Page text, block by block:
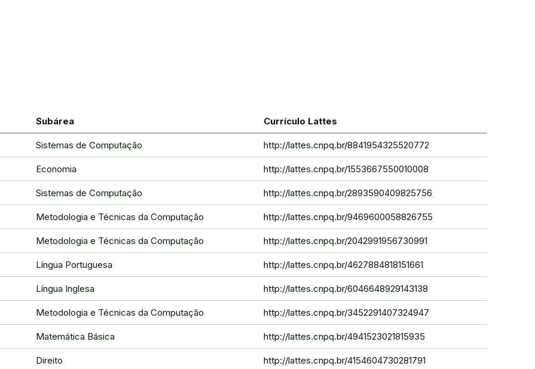
Subárea Currículo Lattes
Sistemas de Computação http://lattes.cnpq.br/8841954325520772
Economia http://lattes.cnpq.br/1553667550010008
Sistemas de Computação http://lattes.cnpq.br/2893590409825756
Metodologia e Técnicas da Computação http://lattes.cnpq.br/9469600058826755
Metodologia e Técnicas da Computação http://lattes.cnpq.br/2042991956730991
Língua Portuguesa http://lattes.cnpq.br/4627884818151661
Língua Inglesa http://lattes.cnpq.br/6046648929143138
Metodologia e Técnicas da Computação http://lattes.cnpq.br/3452291407324947
Matemática Básica http://lattes.cnpq.br/4941523021815935
Direito http://lattes.cnpq.br/4154604730281791